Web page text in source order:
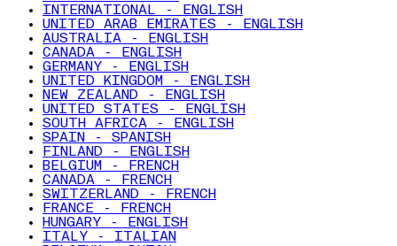
INTERNATIONAL - ENGLISH
UNITED ARAB EMIRATES - ENGLISH
AUSTRALIA - ENGLISH
CANADA - ENGLISH
GERMANY - ENGLISH
UNITED KINGDOM - ENGLISH
NEW ZEALAND - ENGLISH
UNITED STATES - ENGLISH
SOUTH AFRICA - ENGLISH
SPAIN - SPANISH
FINLAND - ENGLISH
BELGIUM - FRENCH
CANADA - FRENCH
SWITZERLAND - FRENCH
FRANCE - FRENCH
HUNGARY - ENGLISH
ITALY - ITALIAN